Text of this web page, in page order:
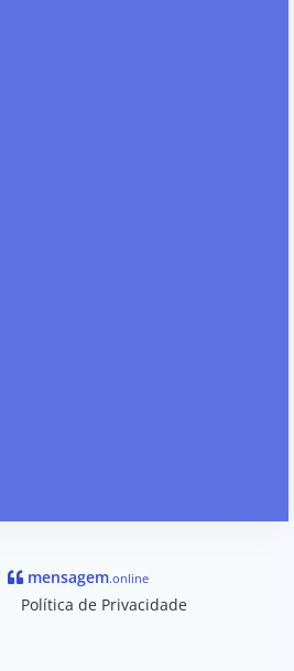
mensagem.online
Política de Privacidade